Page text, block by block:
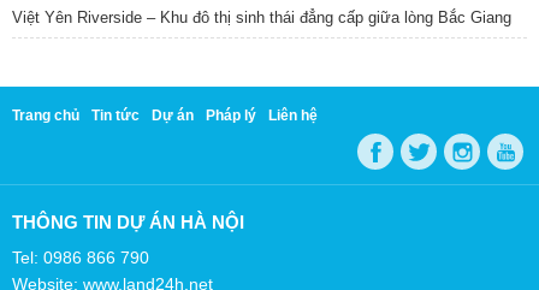
Việt Yên Riverside – Khu đô thị sinh thái đẳng cấp giữa lòng Bắc Giang
Trang chủ Tin tức Dự án Pháp lý Liên hệ
THÔNG TIN DỰ ÁN HÀ NỘI
Tel: 0986 866 790
Website: www.land24h.net